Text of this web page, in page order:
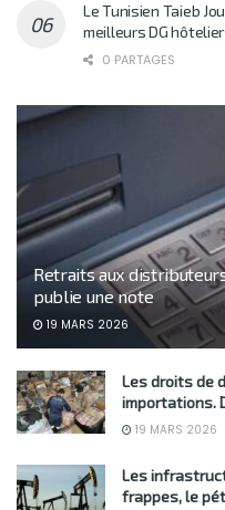
Le Tunisien Taieb
meilleurs DG
0 PARTAGES
Retraits aux
publie une note
19 MARS 2026
Les droits de
importations.
19 MARS 2026
Les
frappes, le